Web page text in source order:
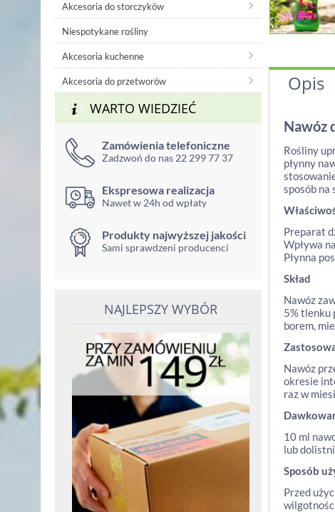
Akcesoria do storczyków
Niespotykane rośliny
Akcesoria kuchenne
Akcesoria do przetworów
WARTO WIEDZIEĆ
Zamówienia telefoniczne
Zadzwoń do nas 22 299 77 37
Ekspresowa realizacja
Nawet w 24h od wpłaty
Produkty najwyższej jakości
Sami sprawdzeni producenci
NAJLEPSZY WYBÓR
Opis
Nawóz
Rośliny
płynny
sposób na
Preparat
Wpływa
Płynna
Skład
Nawóz
5% tlenku
borem,
Nawóz
okresie
raz w
10 ml
lub
Sposób
Przed